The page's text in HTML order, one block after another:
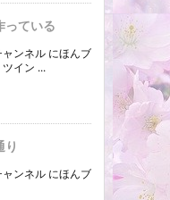
っている
ンネル にほんブ
イン ...
り
ンネル にほんブ